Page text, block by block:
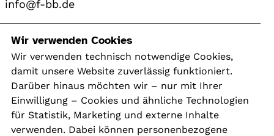
info@f-bb.de
Navigation
Kontakt
Presse
Aktuelles
Karriere
Wir verwenden Cookies
Wir verwenden technisch notwendige Cookies,
damit unsere Website zuverlässig funktioniert.
Darüber hinaus möchten wir – nur mit Ihrer
Einwilligung – Cookies und ähnliche Technologien
für Statistik, Marketing und externe Inhalte
verwenden. Dabei können personenbezogene